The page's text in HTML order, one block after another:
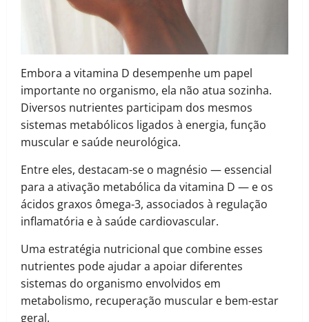
Embora a vitamina D desempenhe um papel
importante no organismo, ela não atua sozinha.
Diversos nutrientes participam dos mesmos
sistemas metabólicos ligados à energia, função
muscular e saúde neurológica.
Entre eles, destacam-se o magnésio — essencial
para a ativação metabólica da vitamina D — e os
ácidos graxos ômega-3, associados à regulação
inflamatória e à saúde cardiovascular.
Uma estratégia nutricional que combine esses
nutrientes pode ajudar a apoiar diferentes
sistemas do organismo envolvidos em
metabolismo, recuperação muscular e bem-estar
geral.